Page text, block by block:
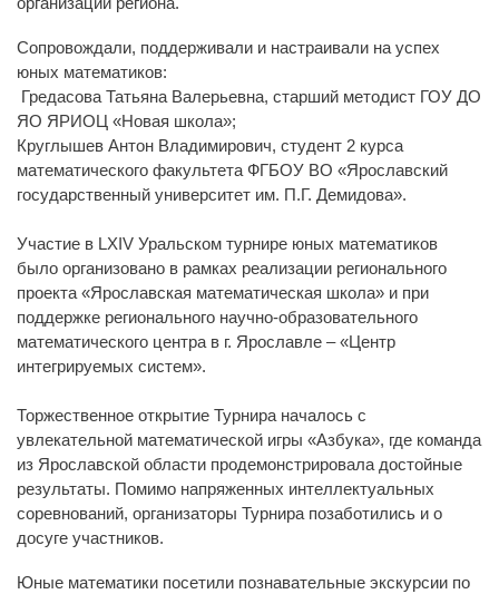
Сопровождали, поддерживали и настраивали на успех
юных математиков:
Гредасова Татьяна Валерьевна, старший методист ГОУ ДО
ЯО ЯРИОЦ «Новая школа»;
Круглышев Антон Владимирович, студент 2 курса
математического факультета ФГБОУ ВО «Ярославский
государственный университет им. П.Г. Демидова».
Участие в LXIV Уральском турнире юных математиков
было организовано в рамках реализации регионального
проекта «Ярославская математическая школа» и при
поддержке регионального научно-образовательного
математического центра в г. Ярославле – «Центр
интегрируемых систем».
Торжественное открытие Турнира началось с
увлекательной математической игры «Азбука», где команда
из Ярославской области продемонстрировала достойные
результаты. Помимо напряженных интеллектуальных
соревнований, организаторы Турнира позаботились и о
досуге участников.
Юные математики посетили познавательные экскурсии по